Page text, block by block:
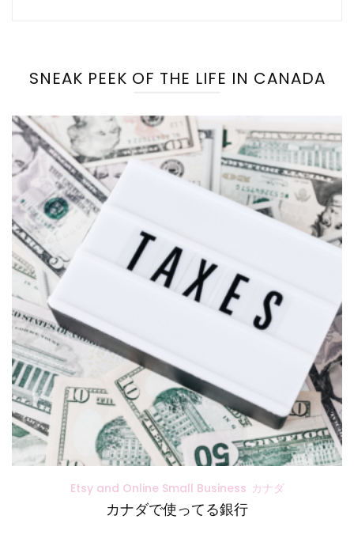
SNEAK PEEK OF THE LIFE IN CANADA
Etsy and Online Small Business カナダ
カナダで使ってる銀行